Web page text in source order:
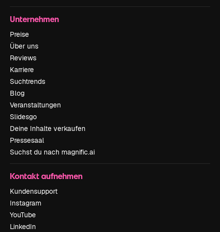
Unternehmen
Preise
Über uns
Reviews
Karriere
Suchtrends
Blog
Veranstaltungen
Slidesgo
Deine Inhalte verkaufen
Pressesaal
Suchst du nach magnific.ai
Kontakt aufnehmen
Kundensupport
Instagram
YouTube
LinkedIn